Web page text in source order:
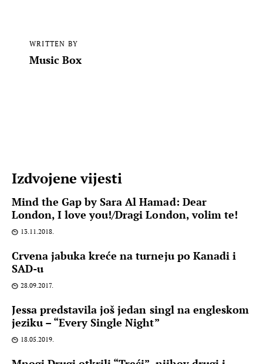
WRITTEN BY
Music Box
Izdvojene vijesti
Mind the Gap by Sara Al Hamad: Dear
London, I love you!/Dragi London, volim te!
13.11.2018.
Crvena jabuka kreće na turneju po Kanadi i
SAD-u
28.09.2017.
Jessa predstavila još jedan singl na engleskom
jeziku – “Every Single Night”
18.05.2019.